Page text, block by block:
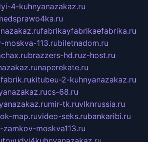
4-kuhnyanazakaz.ru
fabrikayfabrikaefabrika.ru
113.rubiletnadom.ru
brazzers-hd.ruz-host.ru
naperekate.ru
kitubeu-2-kuhnyanazakaz.ru
cs-68.ru
mir-tk.ruvlknrussia.ru
map.ruvideo-seks.rubankaribi.ru
moskva113.ru